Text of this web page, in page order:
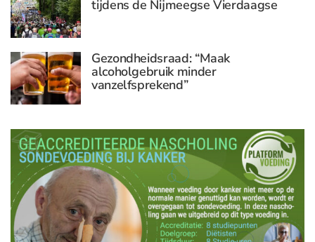
tijdens de Nijmeegse Vierdaagse
Gezondheidsraad: “Maak
alcoholgebruik minder
vanzelfsprekend”